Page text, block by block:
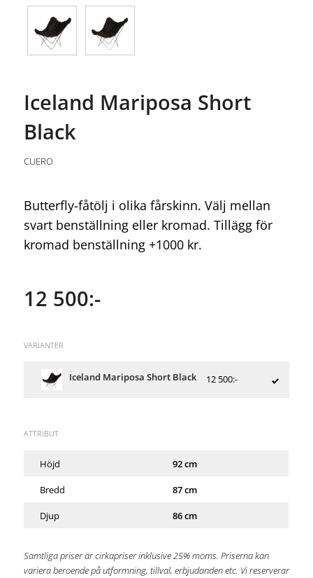
Iceland Mariposa Short
Black
CUERO
Butterfly-fåtölj i olika fårskinn. Välj mellan
svart benställning eller kromad. Tillägg för
kromad benställning +1000 kr.
12 500:-
VARIANTER
Iceland Mariposa Short Black 12 500:-
ATTRIBUT
Höjd 92 cm
Bredd 87 cm
Djup 86 cm
Samtliga priser är cirkapriser inklusive 25% moms. Priserna kan
variera beroende på utformning, tillval, erbjudanden etc. Vi reserverar